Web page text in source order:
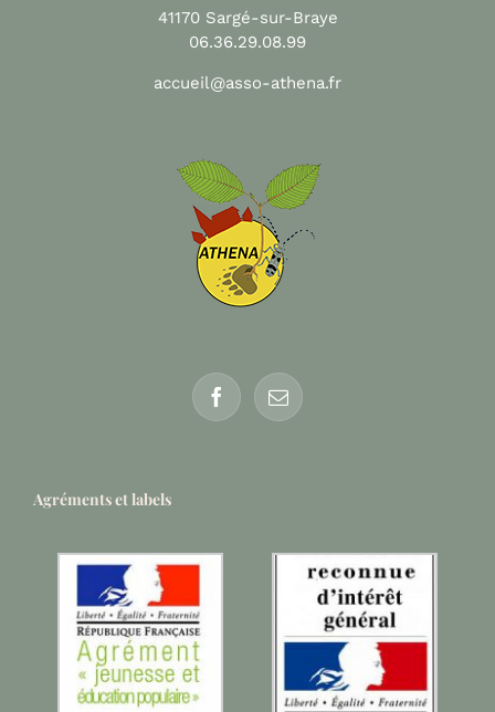
41170 Sargé-sur-Braye
06.36.29.08.99
accueil@asso-athena.fr
Agréments et labels